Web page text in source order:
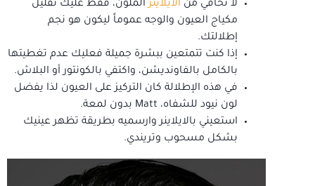
لا تخافي من الآيلاينرالملون، فقط عليك تقليل
مكياج العيون والوجه عموماً ليكون هو نجم
إطلالتك.
إذا كنت تتمتعين ببشرة جميلة فعليك عدم تغطيتها
بالكامل بالفاونديشن، واكتفي بالكونتور أو البلاش.
في هذه الإطلالة كان التركيز على العيون لذا يفضل
لون نيود للشفاه، Matt بدون لمعة.
استعيني بالايلاينر وارسميه بطريقة تظهر عينيك
بشكل مسحوب وتريندي.